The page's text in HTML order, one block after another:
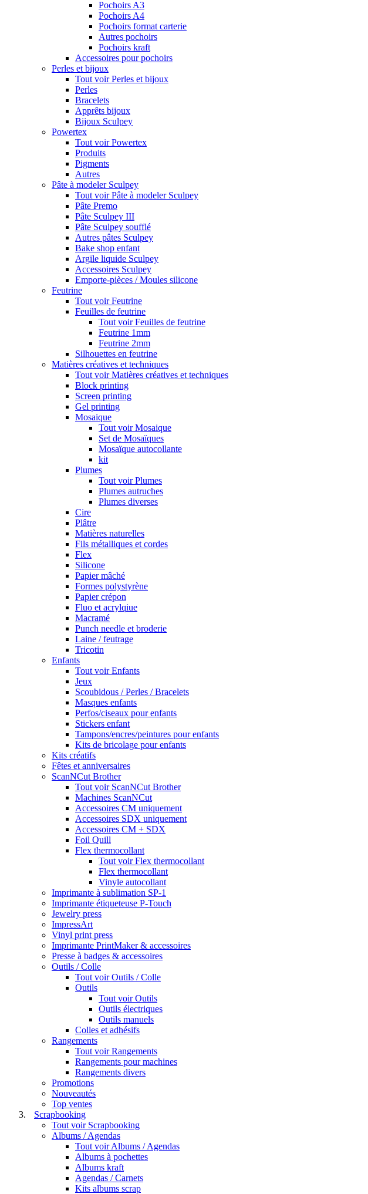
Pochoirs A3
Pochoirs A4
Pochoirs format carterie
Autres pochoirs
Pochoirs kraft
Accessoires pour pochoirs
Perles et bijoux
Tout voir Perles et bijoux
Perles
Bracelets
Apprêts bijoux
Bijoux Sculpey
Powertex
Tout voir Powertex
Produits
Pigments
Autres
Pâte à modeler Sculpey
Tout voir Pâte à modeler Sculpey
Pâte Premo
Pâte Sculpey III
Pâte Sculpey soufflé
Autres pâtes Sculpey
Bake shop enfant
Argile liquide Sculpey
Accessoires Sculpey
Emporte-pièces / Moules silicone
Feutrine
Tout voir Feutrine
Feuilles de feutrine
Tout voir Feuilles de feutrine
Feutrine 1mm
Feutrine 2mm
Silhouettes en feutrine
Matières créatives et techniques
Tout voir Matières créatives et techniques
Block printing
Screen printing
Gel printing
Mosaique
Tout voir Mosaique
Set de Mosaïques
Mosaïque autocollante
kit
Plumes
Tout voir Plumes
Plumes autruches
Plumes diverses
Cire
Plâtre
Matières naturelles
Fils métalliques et cordes
Flex
Silicone
Papier mâché
Formes polystyrène
Papier crépon
Fluo et acrylqiue
Macramé
Punch needle et broderie
Laine / feutrage
Tricotin
Enfants
Tout voir Enfants
Jeux
Scoubidous / Perles / Bracelets
Masques enfants
Perfos/ciseaux pour enfants
Stickers enfant
Tampons/encres/peintures pour enfants
Kits de bricolage pour enfants
Kits créatifs
Fêtes et anniversaires
ScanNCut Brother
Tout voir ScanNCut Brother
Machines ScanNCut
Accessoires CM uniquement
Accessoires SDX uniquement
Accessoires CM + SDX
Foil Quill
Flex thermocollant
Tout voir Flex thermocollant
Flex thermocollant
Vinyle autocollant
Imprimante à sublimation SP-1
Imprimante étiqueteuse P-Touch
Jewelry press
ImpressArt
Vinyl print press
Imprimante PrintMaker & accessoires
Presse à badges & accessoires
Outils / Colle
Tout voir Outils / Colle
Outils
Tout voir Outils
Outils électriques
Outils manuels
Colles et adhésifs
Rangements
Tout voir Rangements
Rangements pour machines
Rangements divers
Promotions
Nouveautés
Top ventes
Scrapbooking
Tout voir Scrapbooking
Albums / Agendas
Tout voir Albums / Agendas
Albums à pochettes
Albums kraft
Agendas / Carnets
Kits albums scrap